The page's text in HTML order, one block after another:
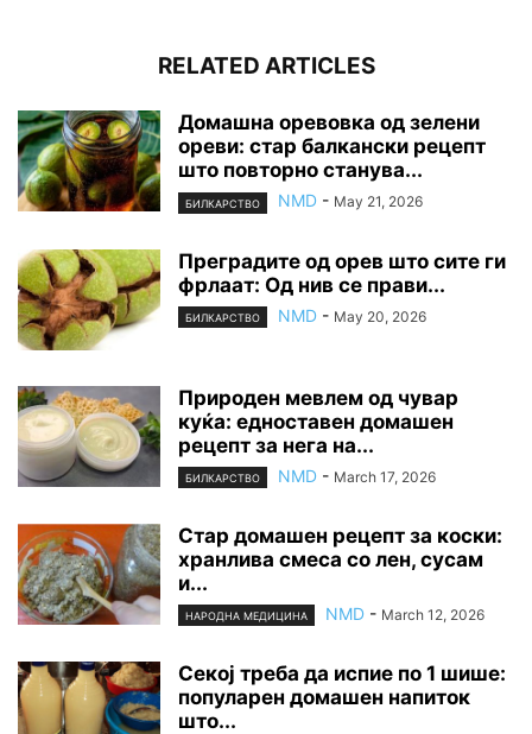
RELATED ARTICLES
Домашна оревовка од зелени
ореви: стар балкански рецепт
што повторно станува...
БИЛКАРСТВО NMD - May 21, 2026
Преградите од орев што сите ги
фрлаат: Од нив се прави...
БИЛКАРСТВО NMD - May 20, 2026
Природен мевлем од чувар
куќа: едноставен домашен
рецепт за нега на...
БИЛКАРСТВО NMD - March 17, 2026
Стар домашен рецепт за коски:
хранлива смеса со лен, сусам
и...
НАРОДНА МЕДИЦИНА NMD - March 12, 2026
Секој треба да испие по 1 шише:
популарен домашен напиток
што...